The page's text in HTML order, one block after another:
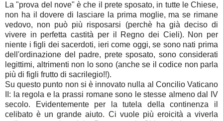
La "prova del nove" è che il prete sposato, in tutte le Chiese,
non ha il dovere di lasciare la prima moglie, ma se rimane
vedovo, non può più risposarsi (perchè ha già deciso di
vivere in perfetta castità per il Regno dei Cieli). Non per
niente i figli dei sacerdoti, ieri come oggi, se sono nati prima
dell'ordinazione del padre, prete sposato, sono considerati
legittimi, altrimenti non lo sono (anche se il codice non parla
più di figli frutto di sacrilegio!!).
Su questo punto non si è innovato nulla al Concilio Vaticano
II: la regola e la prassi romane sono le stesse almeno dal IV
secolo. Evidentemente per la tutela della continenza il
celibato è un grande aiuto. Ci vuole più eroicità a viverla